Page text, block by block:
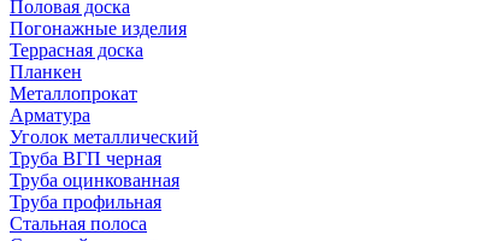
Половая доска
Погонажные изделия
Террасная доска
Планкен
Металлопрокат
Арматура
Уголок металлический
Труба ВГП черная
Труба оцинкованная
Труба профильная
Стальная полоса